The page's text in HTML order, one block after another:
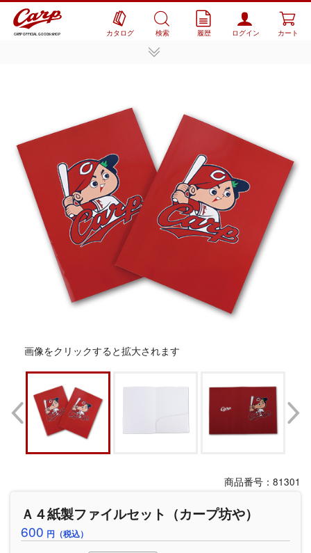
CARP OFFICIAL GOODS SHOP カタログ 検索 履歴 ログイン カート
画像をクリックすると拡大されます
商品番号：81301
Ａ４紙製ファイルセット（カープ坊や）
600 円（税込）